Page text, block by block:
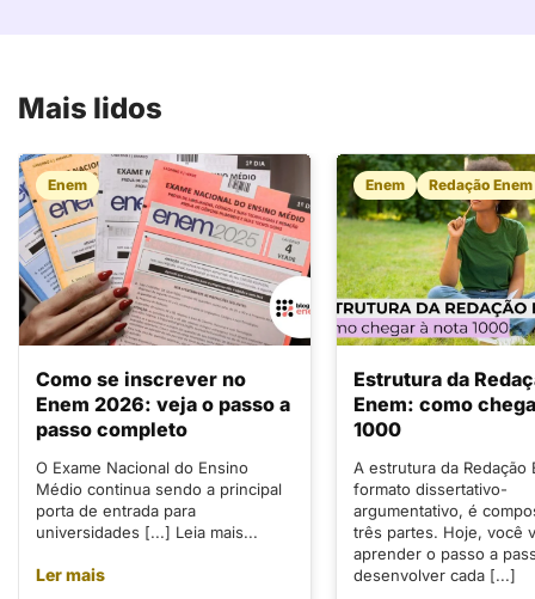
Mais lidos
Enem
Como se inscrever no
Enem 2026: veja o passo a
passo completo
O Exame Nacional do Ensino
Médio continua sendo a principal
porta de entrada para
universidades [...] Leia mais...
Ler mais
Enem Redação Enem
Estrutura da
Enem: como
1000
A estrutura da Redação
formato dissertativo-
argumentativo, é
três partes. Hoje, você
aprender o passo a
desenvolver cada [...]